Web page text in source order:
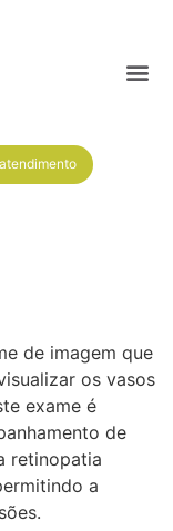
de imagem que
os vasos
exame é
de
retinopatia
a